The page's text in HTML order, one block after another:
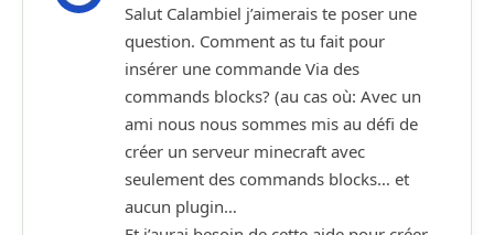
Salut Calambiel j’aimerais te poser une
question. Comment as tu fait pour
insérer une commande Via des
commands blocks? (au cas où: Avec un
ami nous nous sommes mis au défi de
créer un serveur minecraft avec
seulement des commands blocks… et
aucun plugin…